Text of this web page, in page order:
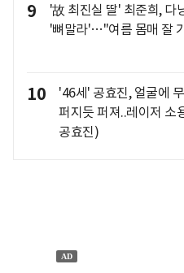
9
'故 최진실 딸' 최준희, 다
'뼈말라'…"여름 몸매 잘
10
'46세' 공효진, 얼굴에
퍼지듯 퍼져..레이저 소
공효진)